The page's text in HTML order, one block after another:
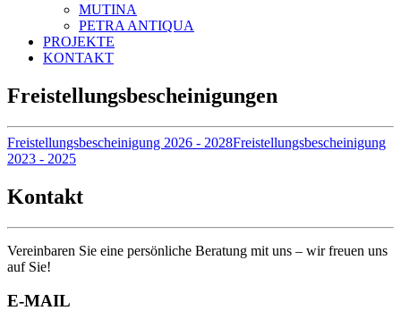
MUTINA
PETRA ANTIQUA
PROJEKTE
KONTAKT
Freistellungsbescheinigungen
Freistellungsbescheinigung 2026 - 2028Freistellungsbescheinigung
2023 - 2025
Kontakt
Vereinbaren Sie eine persönliche Beratung mit uns – wir freuen uns
auf Sie!
E-MAIL